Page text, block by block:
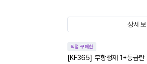
상세보
직접 구매한
[KF365] 무항생제 1+등급